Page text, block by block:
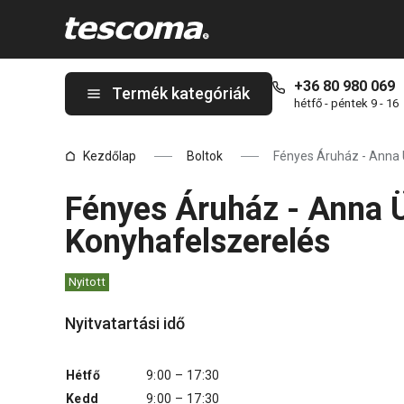
Termék kategóriák +36 80 980 069
hétfő - péntek 9 - 16
Kezdőlap Boltok Fényes Áruház -
Fényes Áruház - Anna
Konyhafelszerelés
Nyitott
Nyitvatartási idő
Hétfő
9:00 – 17:30
Kedd
9:00 – 17:30